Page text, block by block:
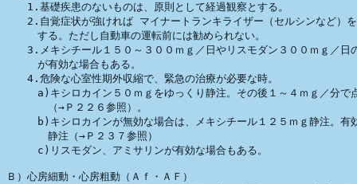
1.基礎疾患のないものは、原則として経過観察とする。
2.自覚症状が強ければ マイナートランキライザー（セルシンなど）
する。ただし自動車の運転前には勧められない。
3.メキシチール１５０～３００ｍｇ／日やリスモダン３００ｍｇ／日
が有効な場合もある。
4.危険な心室性期外収縮で、緊急の治療が必要な時。
a)キシロカイン５０ｍｇをゆっくり静注。その後１～４ｍｇ／分で
（→Ｐ２２６参照）。
b)キシロカインが無効な場合は、メキシチール１２５ｍｇ静注。有
静注（→Ｐ２３７参照）
c)リスモダン、アミサリンが有効な場合もある。
Ｂ）心房細動・心房粗動（Ａｆ・ＡＦ）